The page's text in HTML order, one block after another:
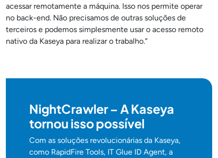
acessar remotamente a máquina. Isso nos permite operar
no back-end. Não precisamos de outras soluções de
terceiros e podemos simplesmente usar o acesso remoto
nativo da Kaseya para realizar o trabalho.”
NightCrawler – A Kaseya
tornou isso possível
Com as soluções revolucionárias da Kaseya,
como RapidFire Tools, IT Glue ID Agent, a